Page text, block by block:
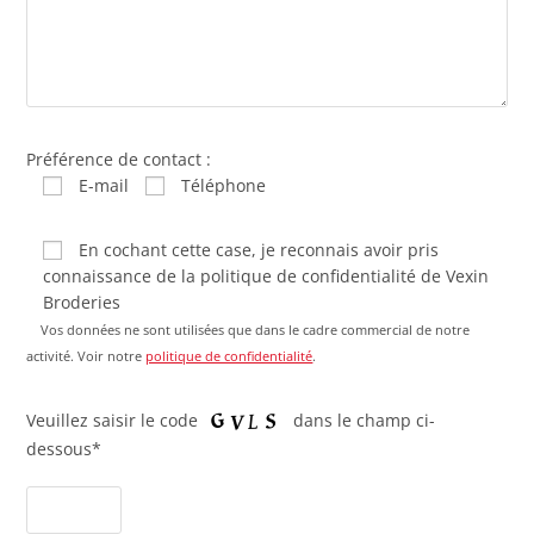
Préférence de contact :
E-mail
Téléphone
En cochant cette case, je reconnais avoir pris
connaissance de la politique de confidentialité de Vexin
Broderies
Vos données ne sont utilisées que dans le cadre commercial de notre
activité. Voir notre politique de confidentialité.
Veuillez saisir le code
dans le champ ci-
dessous*